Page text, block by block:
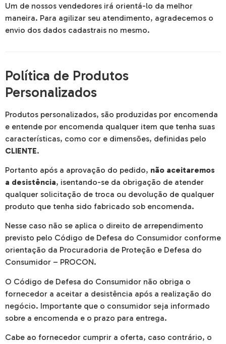
Um de nossos vendedores irá orientá-lo da melhor
maneira. Para agilizar seu atendimento, agradecemos o
envio dos dados cadastrais no mesmo.
Política de Produtos
Personalizados
Produtos personalizados, são produzidas por encomenda
e entende por encomenda qualquer item que tenha suas
características, como cor e dimensões, definidas pelo
CLIENTE.
Portanto após a aprovação do pedido, não aceitaremos
a desistência, isentando-se da obrigação de atender
qualquer solicitação de troca ou devolução de qualquer
produto que tenha sido fabricado sob encomenda.
Nesse caso não se aplica o direito de arrependimento
previsto pelo Código de Defesa do Consumidor conforme
orientação da Procuradoria de Proteção e Defesa do
Consumidor – PROCON.
O Código de Defesa do Consumidor não obriga o
fornecedor a aceitar a desistência após a realização do
negócio. Importante que o consumidor seja informado
sobre a encomenda e o prazo para entrega.
Cabe ao fornecedor cumprir a oferta, caso contrário, o